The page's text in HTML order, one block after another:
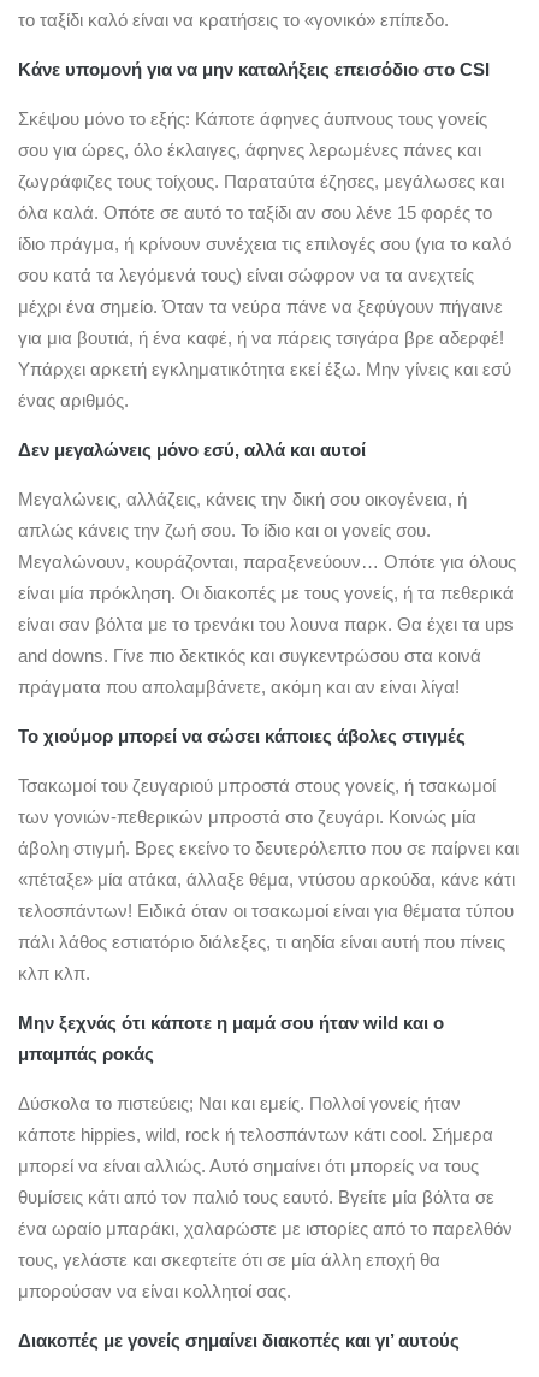
το ταξίδι καλό είναι να κρατήσεις το «γονικό» επίπεδο.
Κάνε υπομονή για να μην καταλήξεις επεισόδιο στο CSI
Σκέψου μόνο το εξής: Κάποτε άφηνες άυπνους τους γονείς
σου για ώρες, όλο έκλαιγες, άφηνες λερωμένες πάνες και
ζωγράφιζες τους τοίχους. Παραταύτα έζησες, μεγάλωσες και
όλα καλά. Οπότε σε αυτό το ταξίδι αν σου λένε 15 φορές το
ίδιο πράγμα, ή κρίνουν συνέχεια τις επιλογές σου (για το καλό
σου κατά τα λεγόμενά τους) είναι σώφρον να τα ανεχτείς
μέχρι ένα σημείο. Όταν τα νεύρα πάνε να ξεφύγουν πήγαινε
για μια βουτιά, ή ένα καφέ, ή να πάρεις τσιγάρα βρε αδερφέ!
Υπάρχει αρκετή εγκληματικότητα εκεί έξω. Μην γίνεις και εσύ
ένας αριθμός.
Δεν μεγαλώνεις μόνο εσύ, αλλά και αυτοί
Μεγαλώνεις, αλλάζεις, κάνεις την δική σου οικογένεια, ή
απλώς κάνεις την ζωή σου. Το ίδιο και οι γονείς σου.
Μεγαλώνουν, κουράζονται, παραξενεύουν… Οπότε για όλους
είναι μία πρόκληση. Οι διακοπές με τους γονείς, ή τα πεθερικά
είναι σαν βόλτα με το τρενάκι του λουνα παρκ. Θα έχει τα ups
and downs. Γίνε πιο δεκτικός και συγκεντρώσου στα κοινά
πράγματα που απολαμβάνετε, ακόμη και αν είναι λίγα!
Το χιούμορ μπορεί να σώσει κάποιες άβολες στιγμές
Τσακωμοί του ζευγαριού μπροστά στους γονείς, ή τσακωμοί
των γονιών-πεθερικών μπροστά στο ζευγάρι. Κοινώς μία
άβολη στιγμή. Βρες εκείνο το δευτερόλεπτο που σε παίρνει και
«πέταξε» μία ατάκα, άλλαξε θέμα, ντύσου αρκούδα, κάνε κάτι
τελοσπάντων! Ειδικά όταν οι τσακωμοί είναι για θέματα τύπου
πάλι λάθος εστιατόριο διάλεξες, τι αηδία είναι αυτή που πίνεις
κλπ κλπ.
Μην ξεχνάς ότι κάποτε η μαμά σου ήταν wild και ο
μπαμπάς ροκάς
Δύσκολα το πιστεύεις; Ναι και εμείς. Πολλοί γονείς ήταν
κάποτε hippies, wild, rock ή τελοσπάντων κάτι cool. Σήμερα
μπορεί να είναι αλλιώς. Αυτό σημαίνει ότι μπορείς να τους
θυμίσεις κάτι από τον παλιό τους εαυτό. Βγείτε μία βόλτα σε
ένα ωραίο μπαράκι, χαλαρώστε με ιστορίες από το παρελθόν
τους, γελάστε και σκεφτείτε ότι σε μία άλλη εποχή θα
μπορούσαν να είναι κολλητοί σας.
Διακοπές με γονείς σημαίνει διακοπές και γι’ αυτούς